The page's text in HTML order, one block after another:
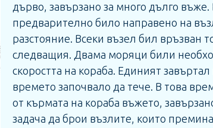
дърво, завързано за много дълго
предварително било направено на
разстояние. Всеки възел бил връзван
следващия. Двама моряци били
скоростта на кораба. Единият
времето започвало да тече. В това
от кърмата на кораба въжето,
задача да брои възлите, които